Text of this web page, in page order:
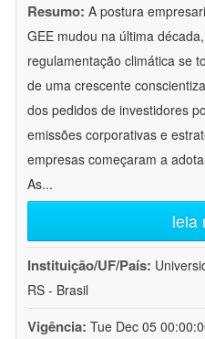
Resumo: A postura
GEE mudou na última
regulamentação climática se
de uma crescente
dos pedidos de investidores
emissões corporativas e
empresas começaram a
As...
leia
Instituição/UF/País:
RS - Brasil
Vigência: Tue Dec 05